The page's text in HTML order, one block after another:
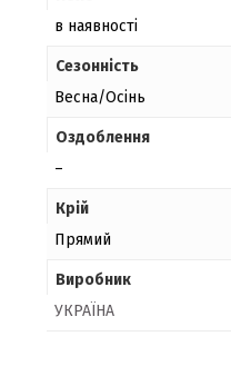
в наявності
Сезонність
Весна/Осінь
Оздоблення
–
Крій
Прямий
Виробник
УКРАЇНА